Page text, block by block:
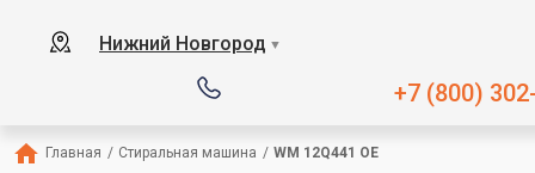
Нижний Новгород ▼
+7 (800)
Главная / Стиральная машина / WM 12Q441 OE